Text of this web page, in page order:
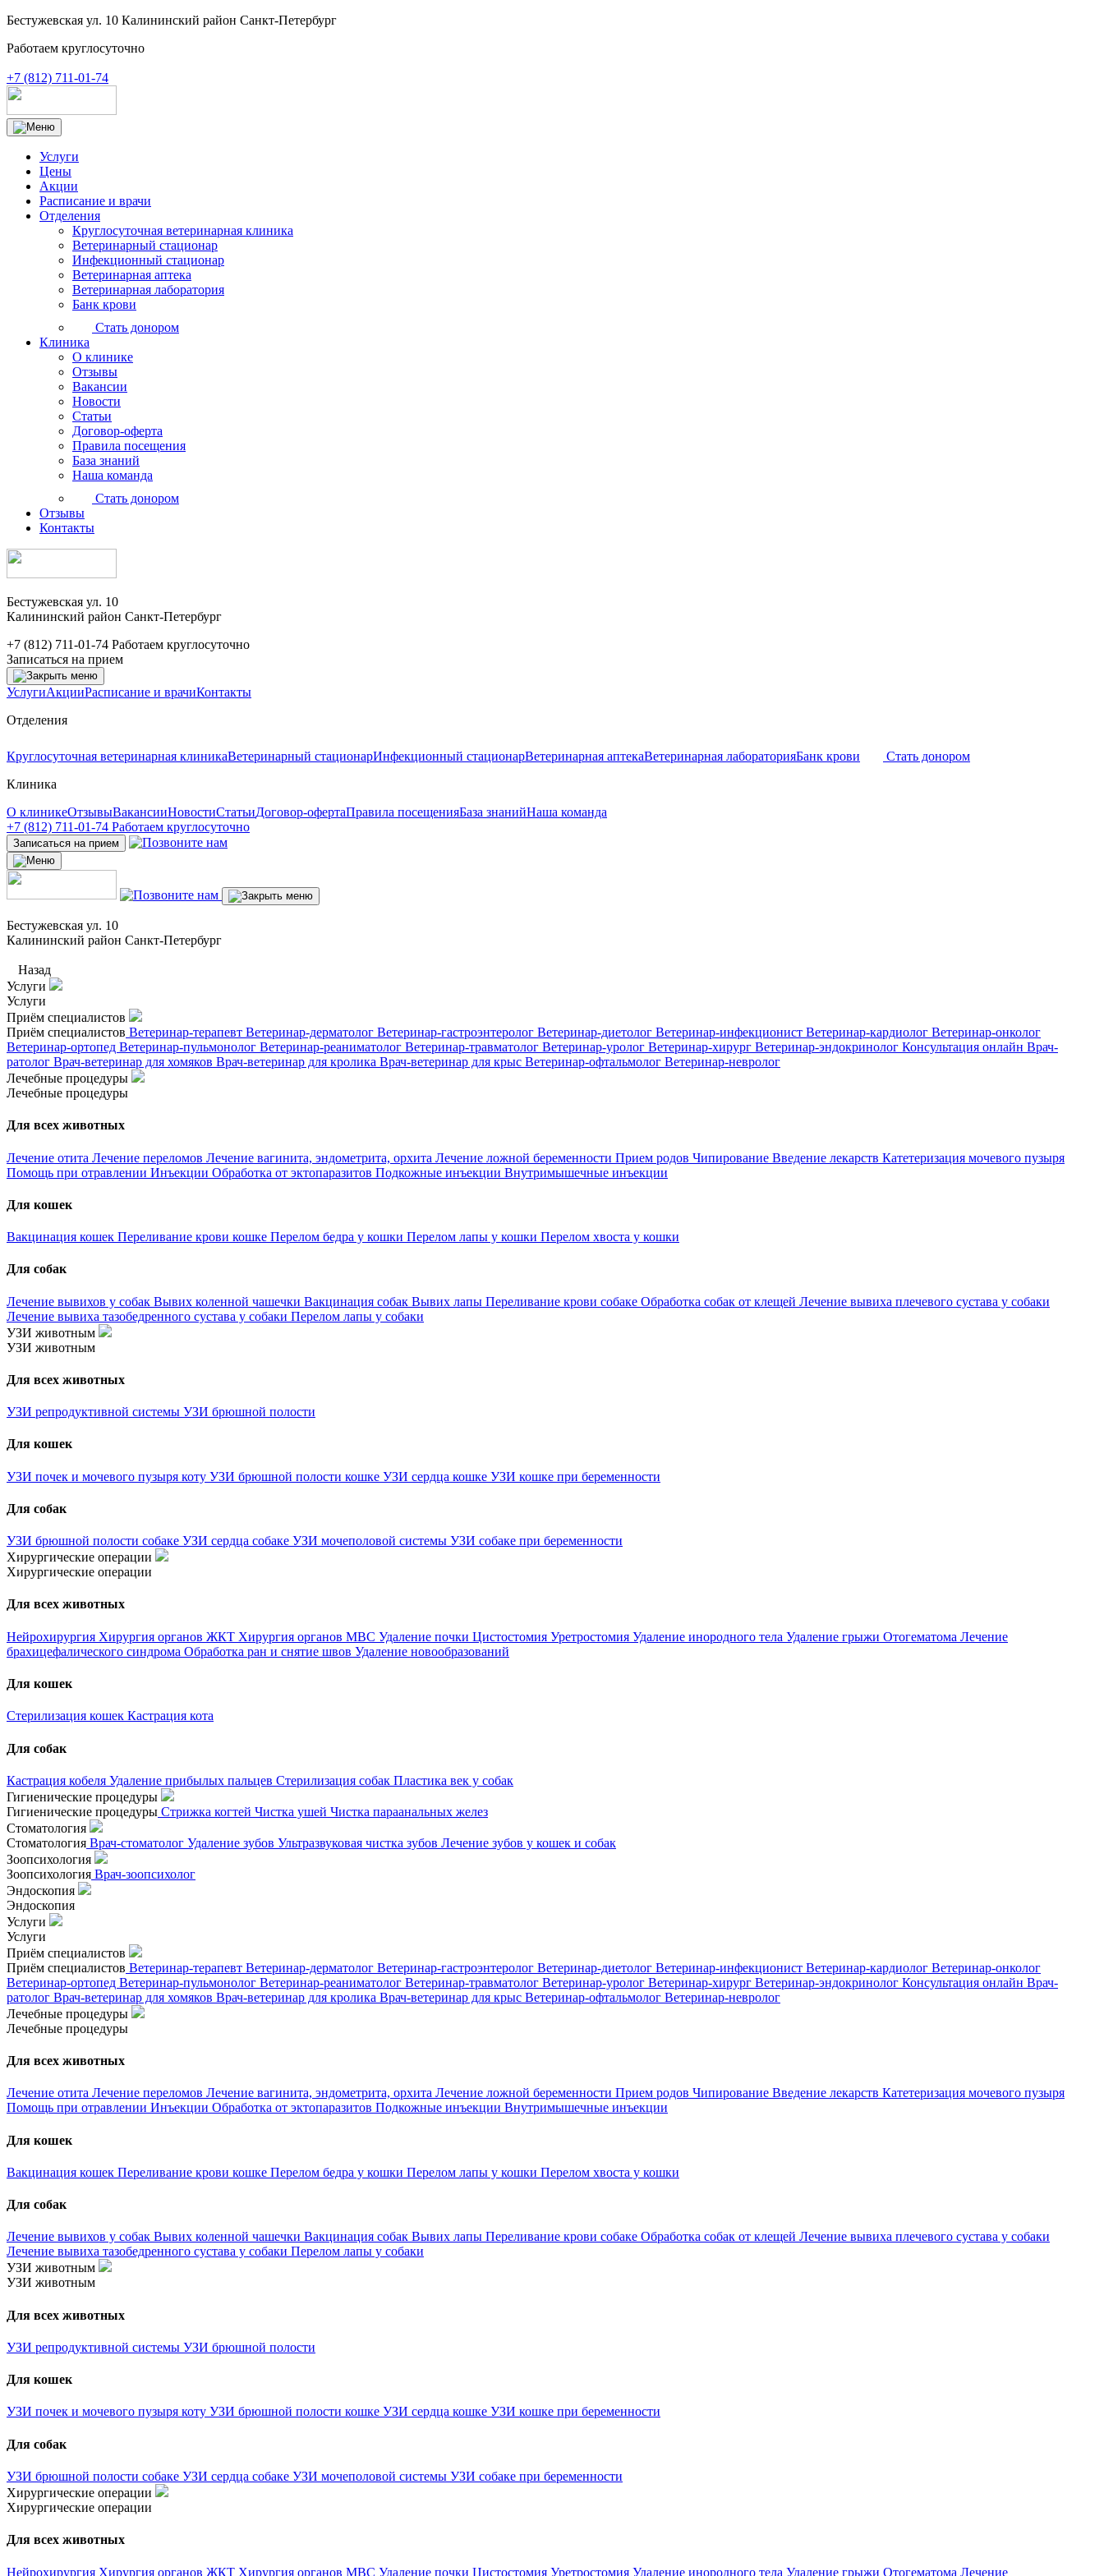
Бестужевская ул. 10 Калининский район Санкт-Петербург
Работаем круглосуточно
+7 (812) 711-01-74
Услуги
Цены
Акции
Расписание и врачи
Отделения
Круглосуточная ветеринарная клиника
Ветеринарный стационар
Инфекционный стационар
Ветеринарная аптека
Ветеринарная лаборатория
Банк крови
Стать донором
Клиника
О клинике
Отзывы
Вакансии
Новости
Статьи
Договор-оферта
Правила посещения
База знаний
Наша команда
Стать донором
Отзывы
Контакты
Бестужевская ул. 10
Калининский район Санкт-Петербург
+7 (812) 711-01-74 Работаем круглосуточно
Записаться на прием
УслугиАкцииРасписание и врачиКонтакты
Отделения
Круглосуточная ветеринарная клиникаВетеринарный стационарИнфекционный стационарВетеринарная аптекаВетеринарная лабораторияБанк крови
Стать донором
Клиника
О клиникеОтзывыВакансииНовостиСтатьиДоговор-офертаПравила посещенияБаза знанийНаша команда
+7 (812) 711-01-74 Работаем круглосуточно
Записаться на прием
Бестужевская ул. 10
Калининский район Санкт-Петербург
Назад
Услуги
Услуги
Приём специалистов
Приём специалистов Ветеринар-терапевт Ветеринар-дерматолог Ветеринар-гастроэнтеролог Ветеринар-диетолог Ветеринар-инфекционист Ветеринар-кардиолог Ветеринар-онколог
Ветеринар-ортопед Ветеринар-пульмонолог Ветеринар-реаниматолог Ветеринар-травматолог Ветеринар-уролог Ветеринар-хирург Ветеринар-эндокринолог Консультация онлайн Врач-
ратолог Врач-ветеринар для хомяков Врач-ветеринар для кролика Врач-ветеринар для крыс Ветеринар-офтальмолог Ветеринар-невролог
Лечебные процедуры
Лечебные процедуры
Для всех животных
Лечение отита Лечение переломов Лечение вагинита, эндометрита, орхита Лечение ложной беременности Прием родов Чипирование Введение лекарств Катетеризация мочевого пузыря
Помощь при отравлении Инъекции Обработка от эктопаразитов Подкожные инъекции Внутримышечные инъекции
Для кошек
Вакцинация кошек Переливание крови кошке Перелом бедра у кошки Перелом лапы у кошки Перелом хвоста у кошки
Для собак
Лечение вывихов у собак Вывих коленной чашечки Вакцинация собак Вывих лапы Переливание крови собаке Обработка собак от клещей Лечение вывиха плечевого сустава у собаки
Лечение вывиха тазобедренного сустава у собаки Перелом лапы у собаки
УЗИ животным
УЗИ животным
Для всех животных
УЗИ репродуктивной системы УЗИ брюшной полости
Для кошек
УЗИ почек и мочевого пузыря коту УЗИ брюшной полости кошке УЗИ сердца кошке УЗИ кошке при беременности
Для собак
УЗИ брюшной полости собаке УЗИ сердца собаке УЗИ мочеполовой системы УЗИ собаке при беременности
Хирургические операции
Хирургические операции
Для всех животных
Нейрохирургия Хирургия органов ЖКТ Хирургия органов МВС Удаление почки Цистостомия Уретростомия Удаление инородного тела Удаление грыжи Отогематома Лечение
брахицефалического синдрома Обработка ран и снятие швов Удаление новообразований
Для кошек
Стерилизация кошек Кастрация кота
Для собак
Кастрация кобеля Удаление прибылых пальцев Стерилизация собак Пластика век у собак
Гигиенические процедуры
Гигиенические процедуры Стрижка когтей Чистка ушей Чистка параанальных желез
Стоматология
Стоматология Врач-стоматолог Удаление зубов Ультразвуковая чистка зубов Лечение зубов у кошек и собак
Зоопсихология
Зоопсихология Врач-зоопсихолог
Эндоскопия
Эндоскопия
Услуги
Услуги
Приём специалистов
Приём специалистов Ветеринар-терапевт Ветеринар-дерматолог Ветеринар-гастроэнтеролог Ветеринар-диетолог Ветеринар-инфекционист Ветеринар-кардиолог Ветеринар-онколог
Ветеринар-ортопед Ветеринар-пульмонолог Ветеринар-реаниматолог Ветеринар-травматолог Ветеринар-уролог Ветеринар-хирург Ветеринар-эндокринолог Консультация онлайн Врач-
ратолог Врач-ветеринар для хомяков Врач-ветеринар для кролика Врач-ветеринар для крыс Ветеринар-офтальмолог Ветеринар-невролог
Лечебные процедуры
Лечебные процедуры
Для всех животных
Лечение отита Лечение переломов Лечение вагинита, эндометрита, орхита Лечение ложной беременности Прием родов Чипирование Введение лекарств Катетеризация мочевого пузыря
Помощь при отравлении Инъекции Обработка от эктопаразитов Подкожные инъекции Внутримышечные инъекции
Для кошек
Вакцинация кошек Переливание крови кошке Перелом бедра у кошки Перелом лапы у кошки Перелом хвоста у кошки
Для собак
Лечение вывихов у собак Вывих коленной чашечки Вакцинация собак Вывих лапы Переливание крови собаке Обработка собак от клещей Лечение вывиха плечевого сустава у собаки
Лечение вывиха тазобедренного сустава у собаки Перелом лапы у собаки
УЗИ животным
УЗИ животным
Для всех животных
УЗИ репродуктивной системы УЗИ брюшной полости
Для кошек
УЗИ почек и мочевого пузыря коту УЗИ брюшной полости кошке УЗИ сердца кошке УЗИ кошке при беременности
Для собак
УЗИ брюшной полости собаке УЗИ сердца собаке УЗИ мочеполовой системы УЗИ собаке при беременности
Хирургические операции
Хирургические операции
Для всех животных
Нейрохирургия Хирургия органов ЖКТ Хирургия органов МВС Удаление почки Цистостомия Уретростомия Удаление инородного тела Удаление грыжи Отогематома Лечение